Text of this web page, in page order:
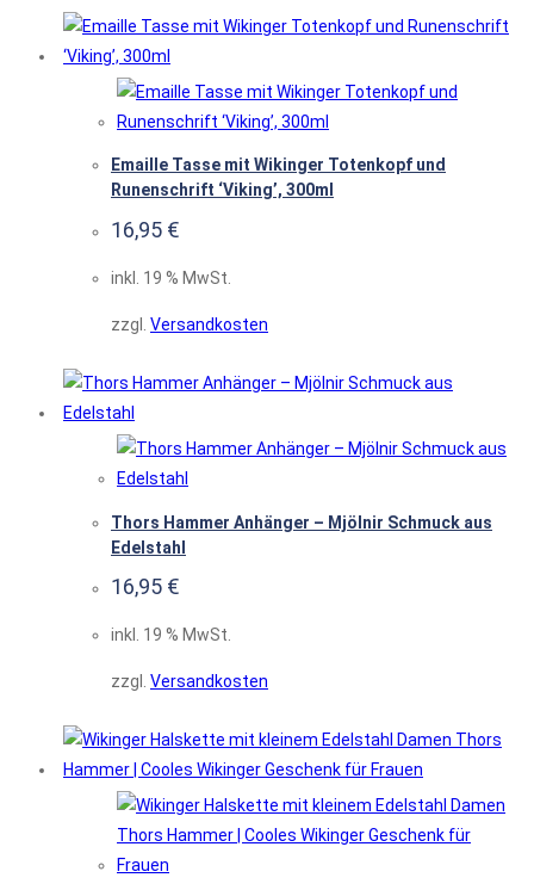
Emaille Tasse mit Wikinger Totenkopf und
Runenschrift ‘Viking’, 300ml
16,95 €
inkl. 19 % MwSt.
zzgl. Versandkosten
Thors Hammer Anhänger – Mjölnir Schmuck aus
Edelstahl
16,95 €
inkl. 19 % MwSt.
zzgl. Versandkosten